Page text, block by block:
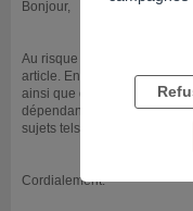
Bonjour,
Au risque de vous décevoir,
article. En effet, notre rôle
ainsi que des conseils et du
dépendance. Nous n'avons
sujets tels que la légalisation
Cordialement.